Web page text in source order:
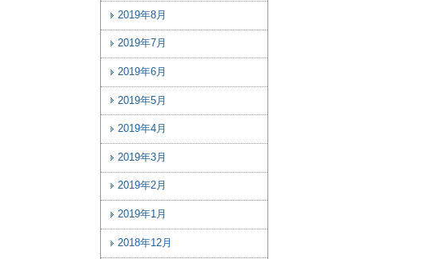
2019年8月
2019年7月
2019年6月
2019年5月
2019年4月
2019年3月
2019年2月
2019年1月
2018年12月